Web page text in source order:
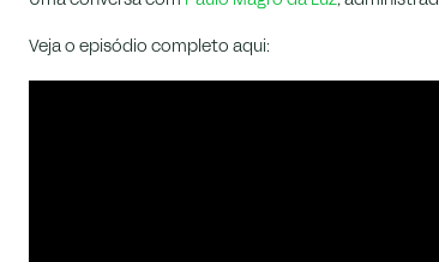
Veja o episódio completo aqui: